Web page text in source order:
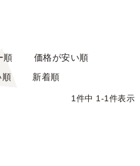
順
価格が安い順
順
新着順
1 件中 1 -1 件表示